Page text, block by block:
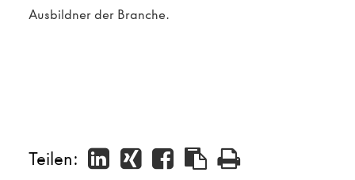
Ausbildner der Branche.
Teilen: